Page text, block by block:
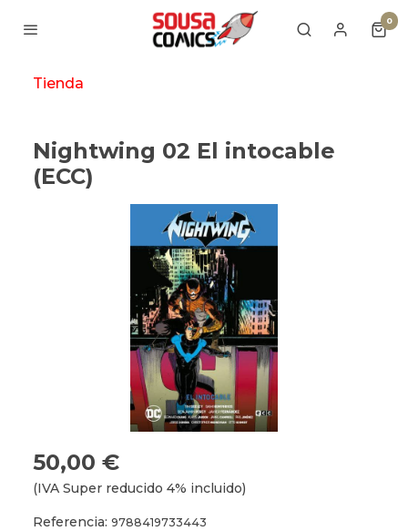
0
Tienda
Nightwing 02 El intocable
(ECC)
50,00 €
(IVA Super reducido 4% incluido)
Referencia: 9788419733443